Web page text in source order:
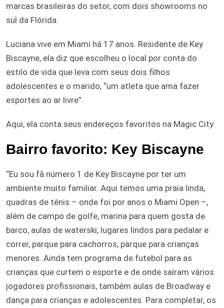
marcas brasileiras do setor, com dois showrooms no
sul da Flórida.
Luciana vive em Miami há 17 anos. Residente de Key
Biscayne, ela diz que escolheu o local por conta do
estilo de vida que leva com seus dois filhos
adolescentes e o marido, “um atleta que ama fazer
esportes ao ar livre”.
Aqui, ela conta seus endereços favoritos na Magic City:
Bairro favorito: Key Biscayne
“Eu sou fã número 1 de Key Biscayne por ter um
ambiente muito familiar. Aqui temos uma praia linda,
quadras de tênis – onde foi por anos o Miami Open –,
além de campo de golfe, marina para quem gosta de
barco, aulas de waterski, lugares lindos para pedalar e
correr, parque para cachorros, parque para crianças
menores. Ainda tem programa de futebol para as
crianças que curtem o esporte e de onde saíram vários
jogadores profissionais, também aulas de Broadway e
dança para crianças e adolescentes. Para completar, os